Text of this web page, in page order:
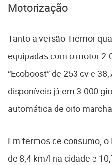
Motorização
Tanto a versão Tremor
equipadas com o motor
“Ecoboost” de 253 cv e
disponíveis já em 3.000
automática de oito
Em termos de consumo,
de 8,4 km/l na cidade e